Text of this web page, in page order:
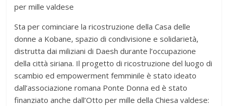
per mille valdese
Sta per cominciare la ricostruzione della Casa delle
donne a Kobane, spazio di condivisione e solidarietà,
distrutta dai miliziani di Daesh durante l’occupazione
della città siriana. Il progetto di ricostruzione del luogo di
scambio ed empowerment femminile è stato ideato
dall’associazione romana Ponte Donna ed è stato
finanziato anche dall’Otto per mille della Chiesa valdese: